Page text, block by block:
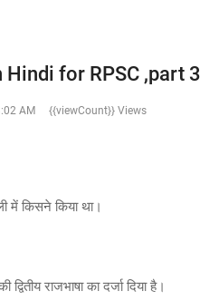
Hindi for RPSC ,part 3
AM
{{viewCount}} Views
में किसने किया था।
राजभाषा का दर्जा दिया है।